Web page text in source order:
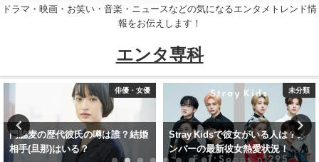
ドラマ・映画・お笑い・音楽・ニュースなどの気になるエンタメトレンド情
報をお伝えします！
エンタ専科
未分類
Stray Kidsで彼女がいる人は？メ
ンバーの最新彼女熱愛状況！
音楽
BLOOMBASEのOVE(オベ)は現役
美容師で美容院は？名前の由来と